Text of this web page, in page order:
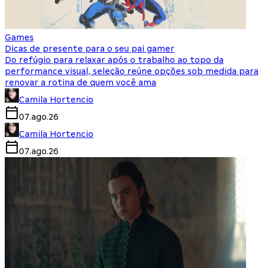
Games
Dicas de presente para o seu pai gamer
Do refúgio para relaxar após o trabalho ao topo da
performance visual, seleção reúne opções sob medida para
renovar a rotina de quem você ama
Camila Hortencio
07.ago.26
Camila Hortencio
07.ago.26